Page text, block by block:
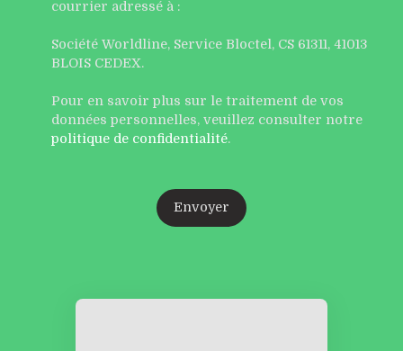
courrier adressé à :
Société Worldline, Service Bloctel, CS 61311, 41013
BLOIS CEDEX.
Pour en savoir plus sur le traitement de vos
données personnelles, veuillez consulter notre
politique de confidentialité.
Envoyer